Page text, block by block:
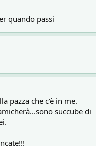
quando passi
pazza che c'è in me.
succube di